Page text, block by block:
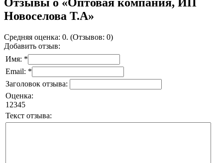
Отзывы о «Оптовая компания, ИП
Новоселова Т.А»
Средняя оценка: 0. (Отзывов: 0)
Добавить отзыв:
Имя: *
Email: *
Заголовок отзыва:
Оценка:
1 2345
Текст отзыва: